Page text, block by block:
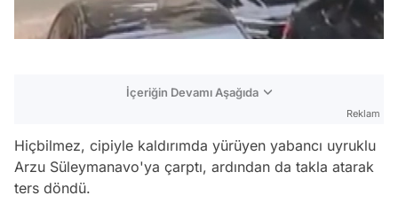
İçeriğin Devamı Aşağıda
Reklam
Hiçbilmez, cipiyle kaldırımda yürüyen yabancı uyruklu
Arzu Süleymanavo'ya çarptı, ardından da takla atarak
ters döndü.